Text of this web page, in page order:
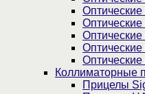
Коллиматорные
Прицелы